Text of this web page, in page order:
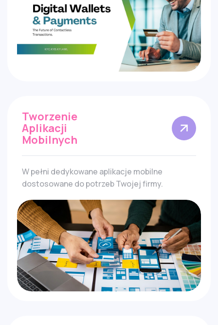
Tworzenie
Aplikacji
Mobilnych
W pełni dedykowane aplikacje mobilne
dostosowane do potrzeb Twojej firmy.